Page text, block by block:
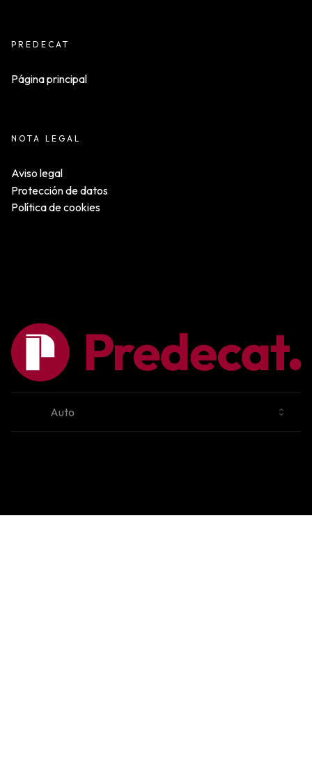
PREDECAT
Página principal
NOTA LEGAL
Aviso legal
Protección de datos
Política de cookies
Cambiar tema